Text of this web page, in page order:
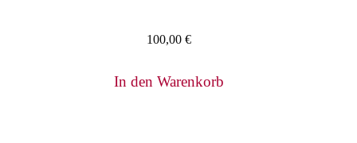
100,00 €
In den Warenkorb